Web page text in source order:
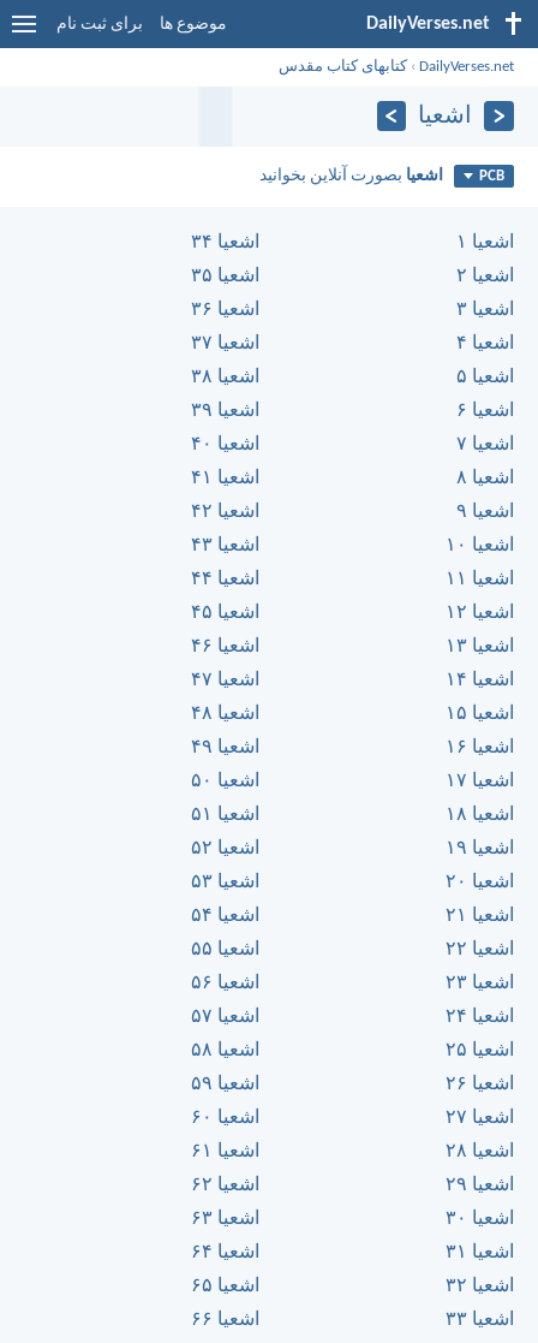
DailyVerses.net موضوع ها برای ثبت نام
DailyVerses.net
›کتابهای کتاب مقدس
اشعيا
PCB اشعيا بصورت آنلاین بخوانید
اشعيا ۱
اشعيا ۲
اشعيا ۳
اشعيا ۴
اشعيا ۵
اشعيا ۶
اشعيا ۷
اشعيا ۸
اشعيا ۹
اشعيا ۱۰
اشعيا ۱۱
اشعيا ۱۲
اشعيا ۱۳
اشعيا ۱۴
اشعيا ۱۵
اشعيا ۱۶
اشعيا ۱۷
اشعيا ۱۸
اشعيا ۱۹
اشعيا ۲۰
اشعيا ۲۱
اشعيا ۲۲
اشعيا ۲۳
اشعيا ۲۴
اشعيا ۲۵
اشعيا ۲۶
اشعيا ۲۷
اشعيا ۲۸
اشعيا ۲۹
اشعيا ۳۰
اشعيا ۳۱
اشعيا ۳۲
اشعيا ۳۳
اشعيا ۳۴
اشعيا ۳۵
اشعيا ۳۶
اشعيا ۳۷
اشعيا ۳۸
اشعيا ۳۹
اشعيا ۴۰
اشعيا ۴۱
اشعيا ۴۲
اشعيا ۴۳
اشعيا ۴۴
اشعيا ۴۵
اشعيا ۴۶
اشعيا ۴۷
اشعيا ۴۸
اشعيا ۴۹
اشعيا ۵۰
اشعيا ۵۱
اشعيا ۵۲
اشعيا ۵۳
اشعيا ۵۴
اشعيا ۵۵
اشعيا ۵۶
اشعيا ۵۷
اشعيا ۵۸
اشعيا ۵۹
اشعيا ۶۰
اشعيا ۶۱
اشعيا ۶۲
اشعيا ۶۳
اشعيا ۶۴
اشعيا ۶۵
اشعيا ۶۶